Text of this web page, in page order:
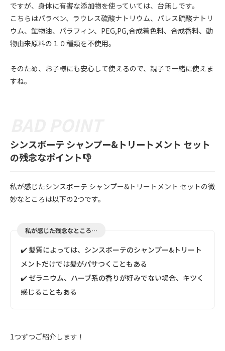
ですが、身体に有害な添加物を使っていては、台無しです。
こちらはパラベン、ラウレス硫酸ナトリウム、パレス硫酸ナトリ
ウム、鉱物油、パラフィン、PEG,PG,合成着色料、合成香料、動
物由来原料の１０種類を不使用。
そのため、お子様にも安心して使えるので、親子で一緒に使えま
すね。
シンスボーテ シャンプー&トリートメント セット
の残念なポイント👎
私が感じたシンスボーテ シャンプー&トリートメント セットの微
妙なところは以下の2つです。
私が感じた残念なところ…
✔️ 髪質によっては、シンスボーテのシャンプー&トリート
メントだけでは髪がパサつくこともある
✔️ ゼラニウム、ハーブ系の香りが好みでない場合、キツく
感じることもある
1つずつご紹介します！